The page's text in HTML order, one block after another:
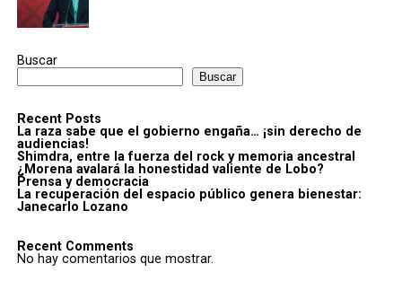
Buscar
Buscar
Recent Posts
La raza sabe que el gobierno engaña… ¡sin derecho de
audiencias!
Shimdra, entre la fuerza del rock y memoria ancestral
¿Morena avalará la honestidad valiente de Lobo?
Prensa y democracia
La recuperación del espacio público genera bienestar:
Janecarlo Lozano
Recent Comments
No hay comentarios que mostrar.